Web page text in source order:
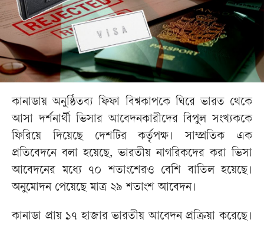
কানাডায় অনুষ্ঠিতব্য ফিফা বিশ্বকাপকে ঘিরে ভারত থেকে
আসা দর্শনার্থী ভিসার আবেদনকারীদের বিপুল সংখ্যককে
ফিরিয়ে দিয়েছে দেশটির কর্তৃপক্ষ। সাম্প্রতিক এক
প্রতিবেদনে বলা হয়েছে, ভারতীয় নাগরিকদের করা ভিসা
আবেদনের মধ্যে ৭০ শতাংশেরও বেশি বাতিল হয়েছে।
অনুমোদন পেয়েছে মাত্র ২৯ শতাংশ আবেদন।
কানাডা প্রায় ১৭ হাজার ভারতীয় আবেদন প্রক্রিয়া করেছে।